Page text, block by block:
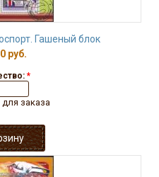
Гашеный блок
руб.
*
заказа